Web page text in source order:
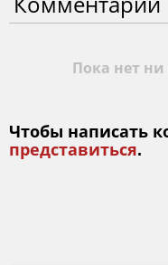
Пока нет
Чтобы написать
представиться.